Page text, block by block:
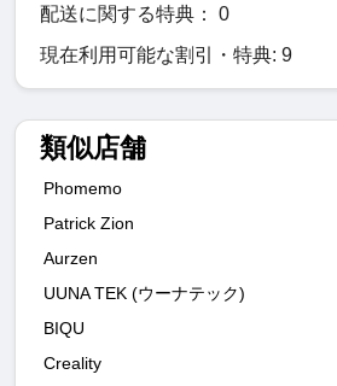
配送に関する特典： 0
現在利用可能な割引・特典: 9
類似店舗
Phomemo
Patrick Zion
Aurzen
UUNA TEK (ウーナテック)
BIQU
Creality